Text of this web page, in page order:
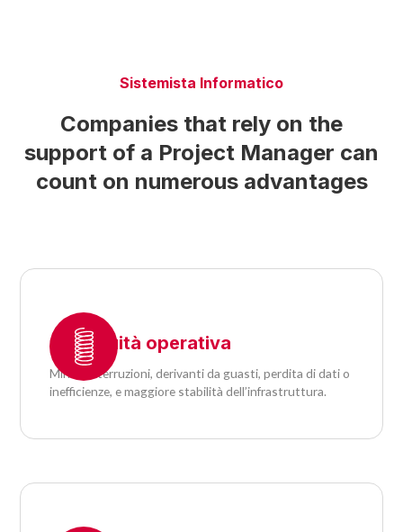
Sistemista Informatico
Companies that rely on the
support of a Project Manager can
count on numerous advantages
Continuità operativa
Minori interruzioni, derivanti da guasti, perdita di dati o
inefficienze, e maggiore stabilità dell’infrastruttura.